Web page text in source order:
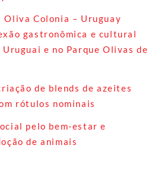
Oliva Colonia – Uruguay
gastronômica e cultural
e no Parque Olivas de
de blends de azeites
rótulos nominais
pelo bem-estar e
de animais